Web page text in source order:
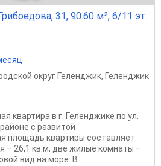
31, 90.60 м², 6/11 эт.
округ Геленджик, Геленджик
квартира в г. Геленджике по ул.
с развитой
площадь квартиры составляет
– 26,1 кв.м; две жилые комнаты –
вид на море. В...